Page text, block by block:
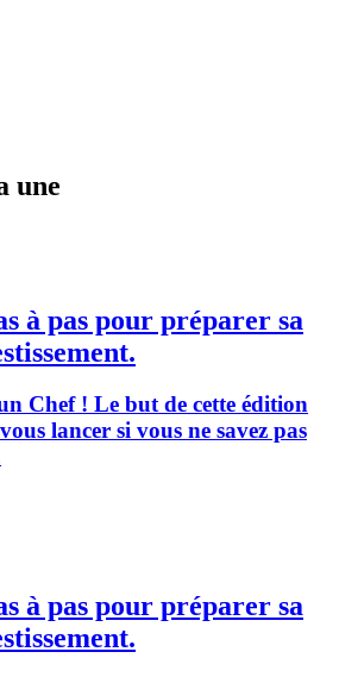
une
à pas pour préparer sa
Chef ! Le but de cette édition
lancer si vous ne savez pas
à pas pour préparer sa